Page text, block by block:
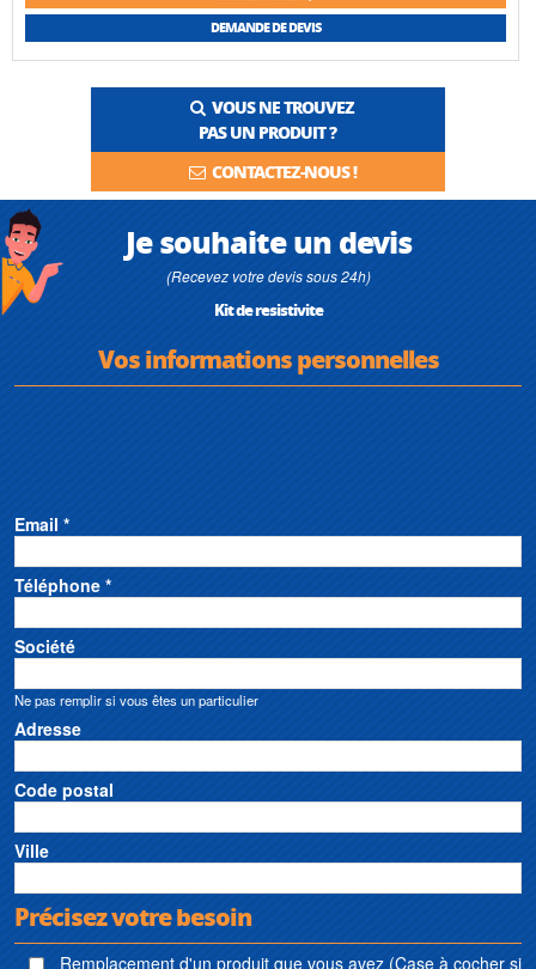
DEMANDE DE DEVIS
VOUS NE TROUVEZ
PAS UN PRODUIT ?
CONTACTEZ-NOUS !
Je souhaite un devis
(Recevez votre devis sous 24h)
Kit de resistivite
Vos informations personnelles
Email *
Téléphone *
Société
Ne pas remplir si vous êtes un particulier
Adresse
Code postal
Ville
Précisez votre besoin
Remplacement d'un produit que vous avez (Case à cocher si